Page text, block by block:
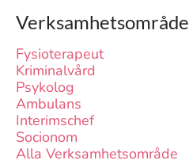
Verksamhetsområde
Fysioterapeut
Kriminalvård
Psykolog
Ambulans
Interimschef
Socionom
Alla Verksamhetsområde